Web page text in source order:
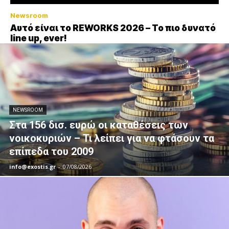
Newsroom
Αυτό είναι το REWORKS 2026 – Το πιο δυνατό
line up, ever!
NEWSROOM
Στα 156 δισ. ευρώ οι καταθέσεις των
νοικοκυριών – Τι λείπει για να φτάσουν τα
επίπεδα του 2009
info@exostis.gr - 07/08/2026